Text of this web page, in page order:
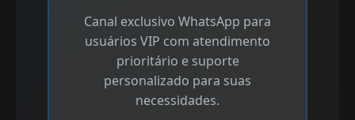
Canal exclusivo WhatsApp para
usuários VIP com atendimento
prioritário e suporte
personalizado para suas
necessidades.